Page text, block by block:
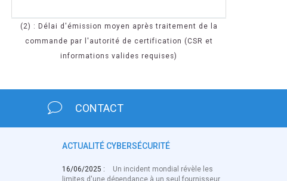
(2) : Délai d'émission moyen après traitement de la
commande par l'autorité de certification (CSR et
informations valides requises)
CONTACT
ACTUALITÉ CYBERSÉCURITÉ
16/06/2025 :
Un incident mondial révèle les
limites d'une dépendance à un seul fournisseur